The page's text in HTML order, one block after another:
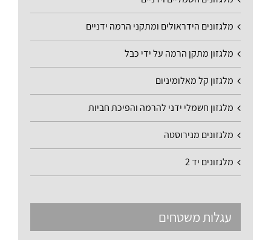
מלגזונים הידראולים ומתקני הרמה ידניים
מלגזון מתקן הרמה על ידי כבל
מלגזון קל מאלומיניום
מלגזון חשמלי ידני להרמה והפיכת חביות
מלגזונים מנירוסטה
מלגזונים יד 2
עגלות משטחים